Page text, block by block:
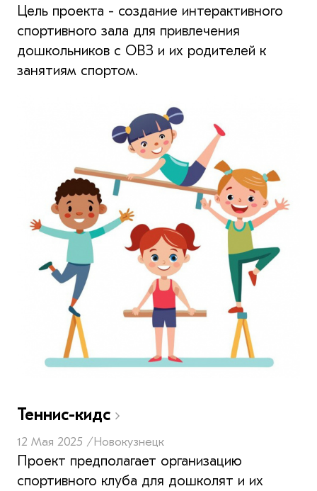
Цель проекта - создание интерактивного
спортивного зала для привлечения
дошкольников с ОВЗ и их родителей к
занятиям спортом.
Теннис-кидс
12 Мая 2025 /Новокузнецк
Проект предполагает организацию
спортивного клуба для дошколят и их